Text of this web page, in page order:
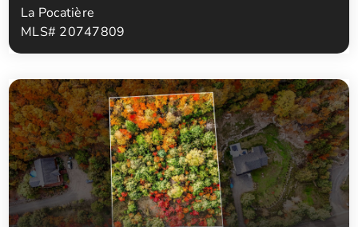
La Pocatière
MLS# 20747809
Chambres à coucher
Salles de bain